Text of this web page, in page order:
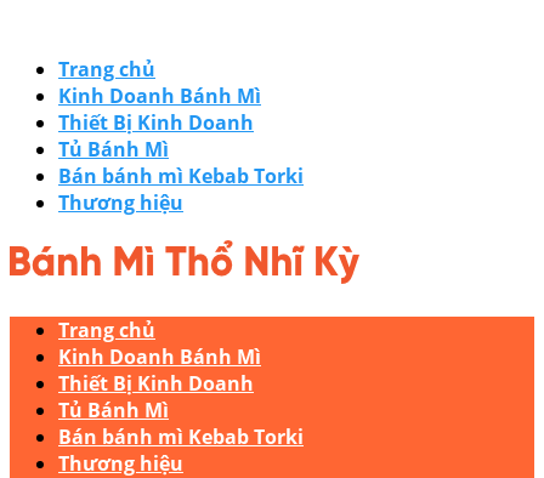
Trang chủ
Kinh Doanh Bánh Mì
Thiết Bị Kinh Doanh
Tủ Bánh Mì
Bán bánh mì Kebab Torki
Thương hiệu
Trang chủ
Kinh Doanh Bánh Mì
Thiết Bị Kinh Doanh
Tủ Bánh Mì
Bán bánh mì Kebab Torki
Thương hiệu